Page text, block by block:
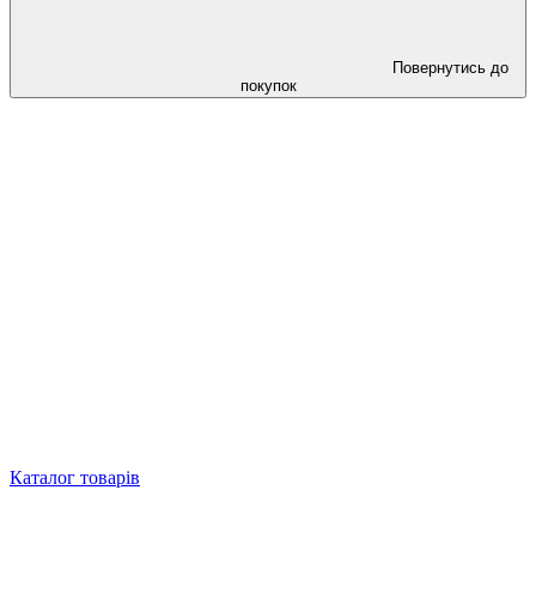
Повернутись до
покупок
Каталог товарів